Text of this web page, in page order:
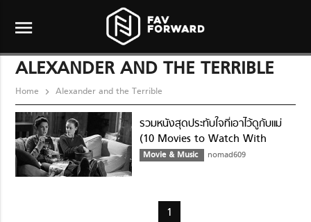
menu
ALEXANDER AND THE TERRIBLE
Home Alexander and the Terrible
รวมหนังสุดประทับใจที่เอาไว้ดูกับแม่
(10 Movies to Watch With
Mom)
Movie & Music nomad609
1